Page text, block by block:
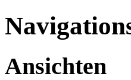
Ansichten